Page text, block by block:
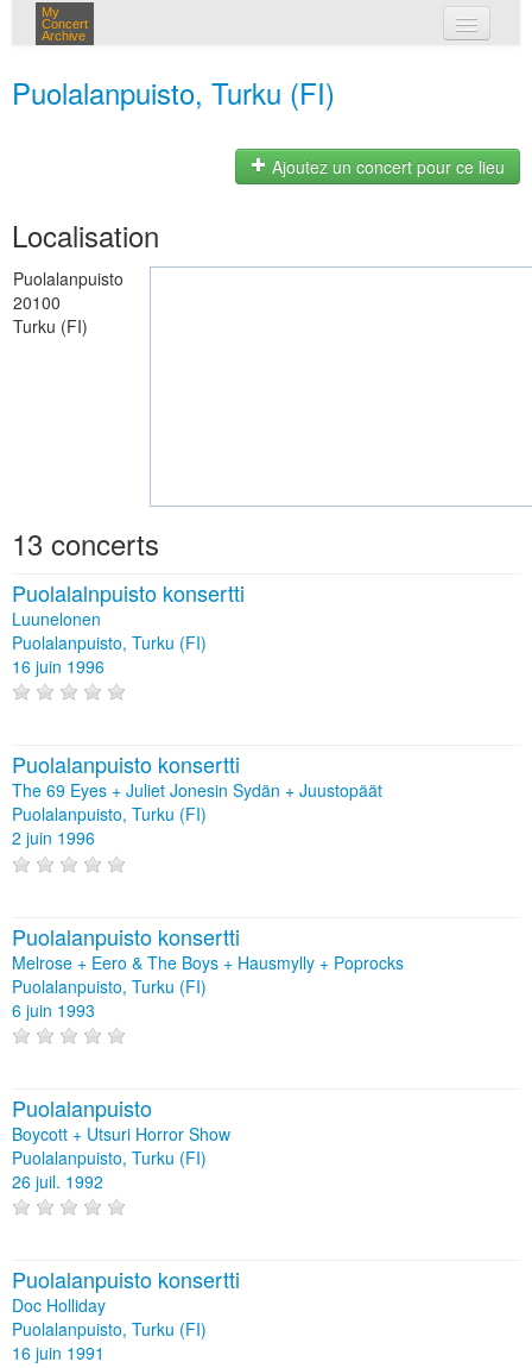
My
Concert
Archive
Puolalanpuisto, Turku (FI)
Ajoutez un concert pour ce lieu
Localisation
Puolalanpuisto
20100
Turku (FI)
13 concerts
Puolalalnpuisto konsertti
Luunelonen
Puolalanpuisto, Turku (FI)
16 juin 1996
Puolalanpuisto konsertti
The 69 Eyes + Juliet Jonesin Sydän + Juustopäät
Puolalanpuisto, Turku (FI)
2 juin 1996
Puolalanpuisto konsertti
Melrose + Eero & The Boys + Hausmylly + Poprocks
Puolalanpuisto, Turku (FI)
6 juin 1993
Puolalanpuisto
Boycott + Utsuri Horror Show
Puolalanpuisto, Turku (FI)
26 juil. 1992
Puolalanpuisto konsertti
Doc Holliday
Puolalanpuisto, Turku (FI)
16 juin 1991